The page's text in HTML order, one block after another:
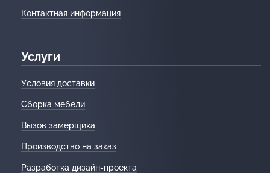
Контактная информация
Услуги
Условия доставки
Сборка мебели
Вызов замерщика
Производство на заказ
Разработка дизайн-проекта